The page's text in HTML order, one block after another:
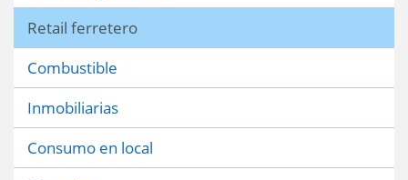
Retail ferretero
Combustible
Inmobiliarias
Consumo en local